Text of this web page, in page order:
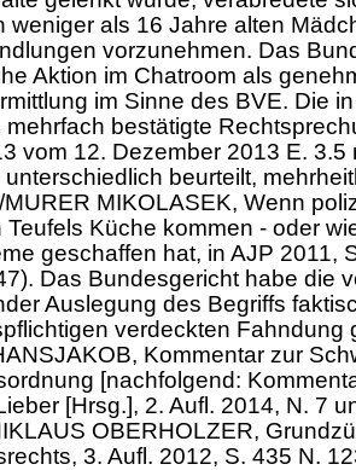
weniger als 16 Jahre alten
vorzunehmen. Das
Aktion im Chatroom als
im Sinne des BVE. Die
mehrfach bestätigte
vom 12. Dezember 2013 E. 3.5
beurteilt,
MIKOLASEK, Wenn
Teufels Küche kommen - oder
geschaffen hat, in AJP 2011,
Das Bundesgericht habe die
Auslegung des Begriffs
verdeckten Fahndung
Kommentar zur
[nachfolgend:
[Hrsg.], 2. Aufl. 2014, N. 7
OBERHOLZER,
3. Aufl. 2012, S. 435 N.